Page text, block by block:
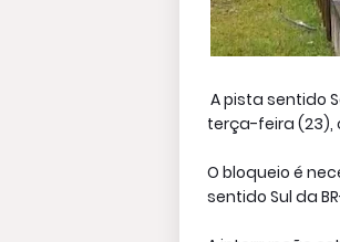
A pista sentido
terça-feira (23),
O bloqueio é
sentido Sul da